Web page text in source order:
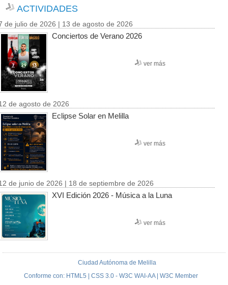
ACTIVIDADES
de julio de 2026 | 13 de agosto de 2026
Conciertos de Verano 2026
ver más
de agosto de 2026
Eclipse Solar en Melilla
ver más
de junio de 2026 | 18 de septiembre de 2026
XVI Edición 2026 - Música a la Luna
ver más
Ciudad Autónoma de Melilla
Conforme con: HTML5 | CSS 3.0 - W3C WAI-AA | W3C Member